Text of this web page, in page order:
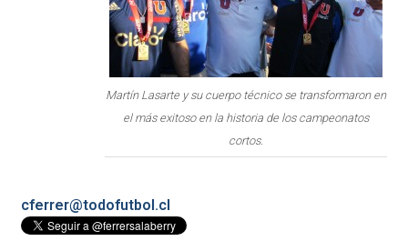
Martín Lasarte y su cuerpo técnico se transformaron en
el más exitoso en la historia de los campeonatos
cortos.
cferrer@todofutbol.cl